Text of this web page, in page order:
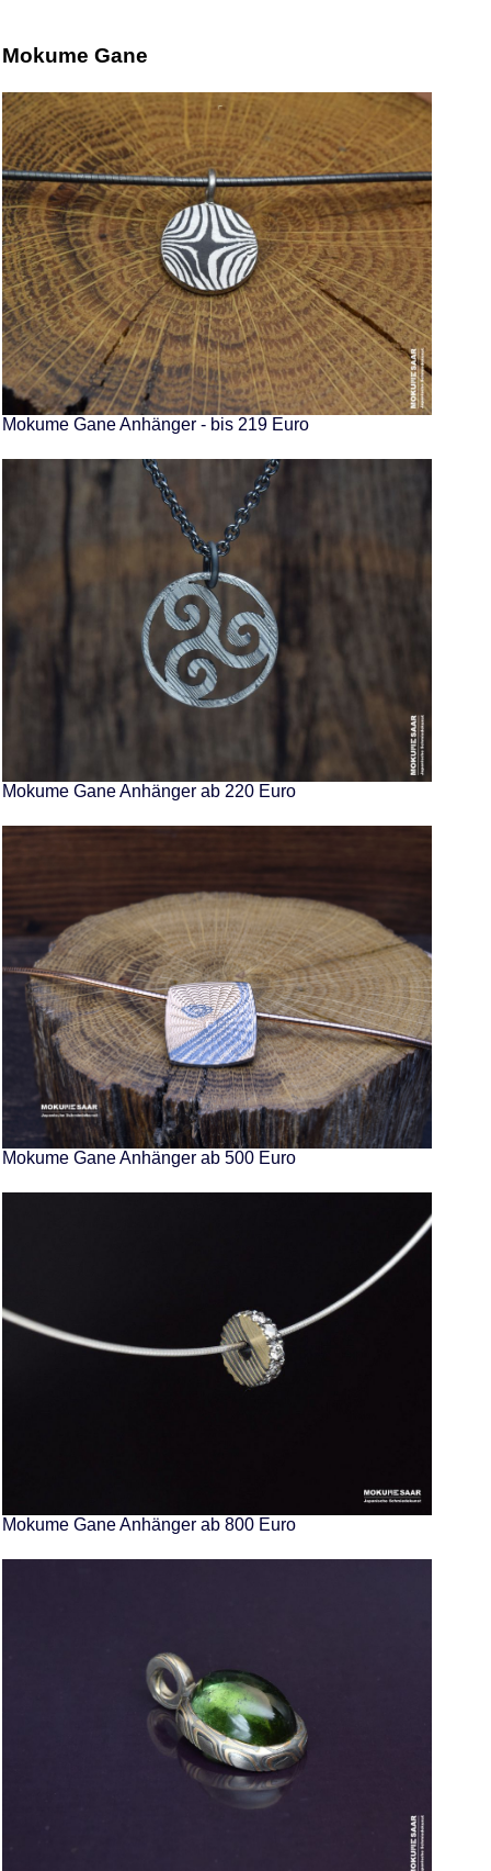
Mokume Gane
Mokume Gane Anhänger - bis 219 Euro
Mokume Gane Anhänger ab 220 Euro
Mokume Gane Anhänger ab 500 Euro
Mokume Gane Anhänger ab 800 Euro